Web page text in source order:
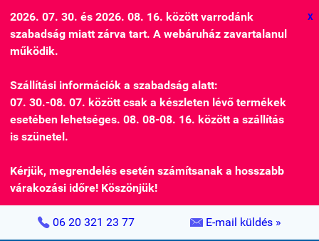
2026. 07. 30. és 2026. 08. 16. között varrodánk
szabadság miatt zárva tart. A webáruház zavartalanul
működik.
Szállítási információk a szabadság alatt:
07. 30.-08. 07. között csak a készleten lévő termékek
esetében lehetséges. 08. 08-08. 16. között a szállítás
is szünetel.
Kérjük, megrendelés esetén számítsanak a hosszabb
várakozási időre! Köszönjük!
X
 06 20 321 23 77  E-mail küldés »